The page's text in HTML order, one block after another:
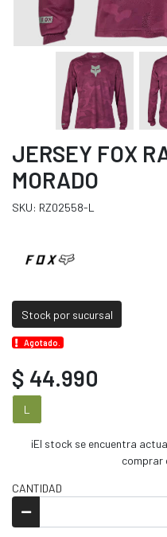
JERSEY FOX
MORADO
SKU: RZ02558-L
Stock por sucursal
Agotado.
$ 44.990
L
¡El stock se encuentra
comprar
CANTIDAD